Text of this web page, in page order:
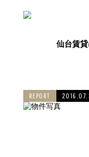
仙台賃
REPORT